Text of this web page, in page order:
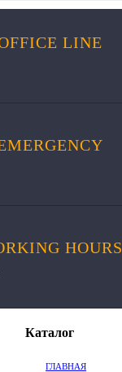
LINE
HOURS
Каталог
ГЛАВНАЯ